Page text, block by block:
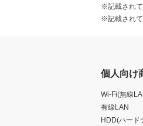
※記載されて
※記載されて
個人向け
Wi-Fi(無線
有線LAN
HDD(ハード